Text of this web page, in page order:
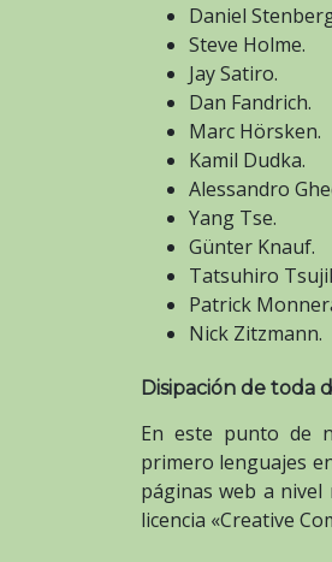
Daniel
Steve Holme.
Jay Satiro.
Dan Fandrich.
Marc Hörsken.
Kamil Dudka.
Alessandro
Yang Tse.
Günter Knauf.
Tatsuhiro
Patrick
Nick Zitzmann.
Disipación de toda
En este punto de
primero lenguajes
páginas web a
licencia «Creative